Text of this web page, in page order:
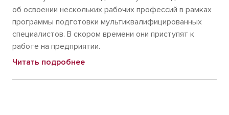
об освоении нескольких рабочих профессий в рамках
программы подготовки мультиквалифицированных
специалистов. В скором времени они приступят к
работе на предприятии.
Читать подробнее